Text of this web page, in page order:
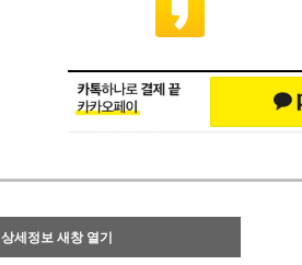
상세정보 새창 열기